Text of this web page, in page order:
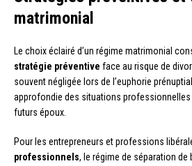
matrimonial
Le choix éclairé d’un régime matrimonial
stratégie préventive face au risque de
souvent négligée lors de l’euphorie
approfondie des situations
futurs époux.
Pour les entrepreneurs et professions
professionnels, le régime de séparation